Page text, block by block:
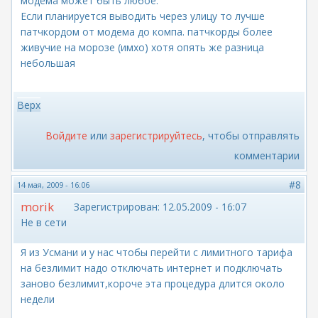
Если планируется выводить через улицу то лучше
патчкордом от модема до компа. патчкорды более
живучие на морозе (имхо) хотя опять же разница
небольшая
Верх
Войдите или зарегистрируйтесь, чтобы отправлять
комментарии
14 мая, 2009 - 16:06 #8
morik
Не в сети
Зарегистрирован: 12.05.2009 - 16:07
Я из Усмани и у нас чтобы перейти с лимитного тарифа
на безлимит надо отключать интернет и подключать
заново безлимит,короче эта процедура длится около
недели